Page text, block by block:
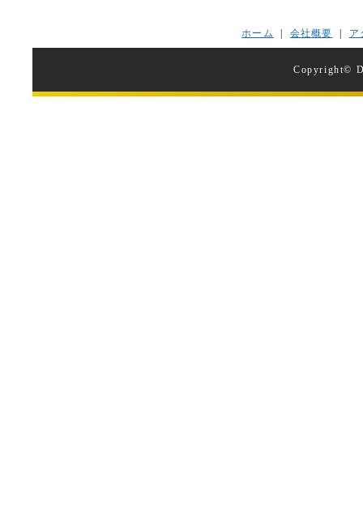
ホーム | 会社概要 | ア
Copyright©